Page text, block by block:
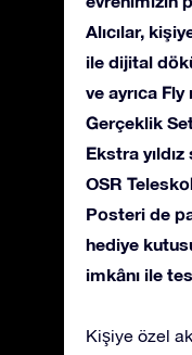
Alıcılar,
ile dijital
ve ayrıca
Gerçeklik
Ekstra
OSR
Posteri de
hediye
imkânı ile
Kişiye özel